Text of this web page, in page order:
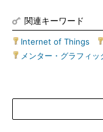
関連キーワード
Internet of Things
メンター・グラフィッ